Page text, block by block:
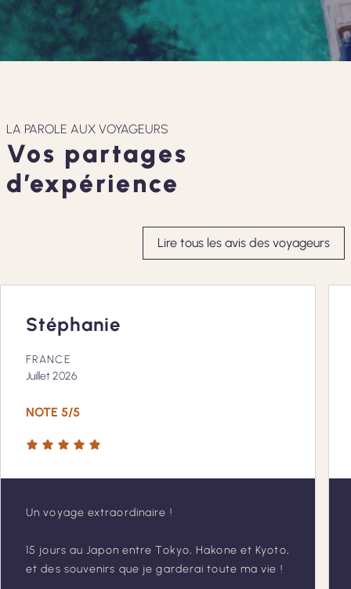
LA PAROLE AUX VOYAGEURS
Vos partages
d’expérience
Lire tous les avis des voyageurs
Stéphanie
FRANCE
Juillet 2026
NOTE 5/5
Un voyage extraordinaire !
15 jours au Japon entre Tokyo, Hakone et Kyoto,
et des souvenirs que je garderai toute ma vie !